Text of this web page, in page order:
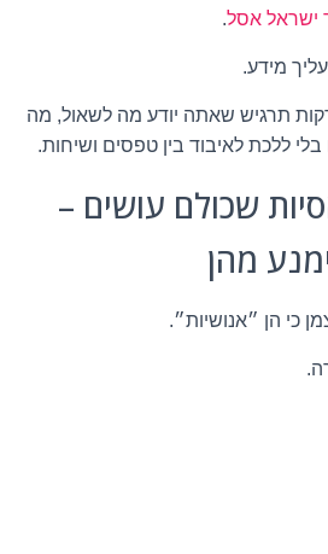
ישראל אסל.
מידע.
תרגיש שאתה יודע מה לשאול, מה
ללכת לאיבוד בין טפסים ושיחות.
שכולם עושים –
מהן
כי הן ״אנושיות״.